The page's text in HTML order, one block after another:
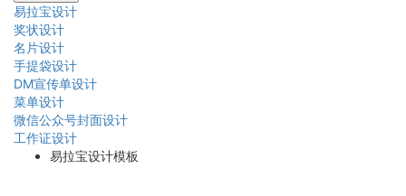
易拉宝设计
奖状设计
名片设计
手提袋设计
DM宣传单设计
菜单设计
微信公众号封面设计
工作证设计
易拉宝设计模板